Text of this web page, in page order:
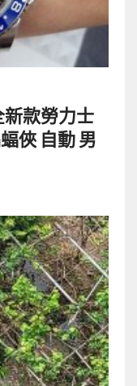
新款勞力士
蝠俠 自動 男